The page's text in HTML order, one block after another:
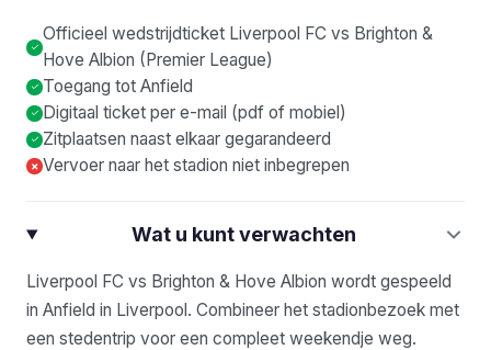
Officieel wedstrijdticket Liverpool FC vs Brighton &
Hove Albion (Premier League)
Toegang tot Anfield
Digitaal ticket per e-mail (pdf of mobiel)
Zitplaatsen naast elkaar gegarandeerd
× Vervoer naar het stadion niet inbegrepen
Wat u kunt verwachten
Liverpool FC vs Brighton & Hove Albion wordt gespeeld
in Anfield in Liverpool. Combineer het stadionbezoek met
een stedentrip voor een compleet weekendje weg.